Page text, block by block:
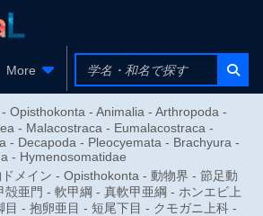
More
Opisthokonta - Animalia - Arthropoda -
- Malacostraca - Eumalacostraca -
- Decapoda - Pleocyemata - Brachyura -
- Hymenosomatidae
メイン - Opisthokonta - 動物界 - 節足動
殻亜門 - 軟甲綱 - 真軟甲亜綱 - ホンエビ上
目 - 抱卵亜目 - 短尾下目 - クモガニ上科 -